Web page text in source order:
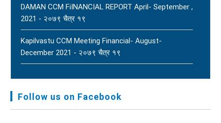
DAMAN CCM FiINANCIAL REPORT April- September ,
2021 - २०७९ चैत्र १९
Kapilvastu CCM Meeting Financial- August-
December 2021 - २०७९ चैत्र १९
Audit Report FY-2076-077 - २०७७ कार्तिक २३
Follow us on Facebook